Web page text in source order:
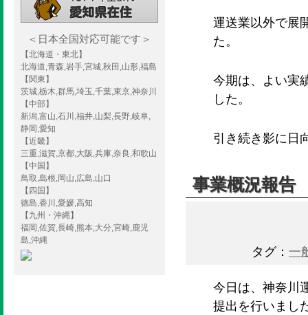
運送業以外で展
た。
今期は、よい実
した。
引き続き影に日
事業概況報告
タグ： 一
今日は、神奈川
提出を行いまし
＜日本全国対応可能です＞
【北海道・東北】
北海道,青森,岩手,宮城,秋田,山形,福島
【関東】
茨城,栃木,群馬,埼玉,千葉,東京,神奈川
【中部】
新潟,富山,石川,福井,山梨,長野,岐阜,
静岡,愛知
【近畿】
三重,滋賀,京都,大阪,兵庫,奈良,和歌山
【中国】
鳥取,島根,岡山,広島,山口
【四国】
徳島,香川,愛媛,高知
【九州・沖縄】
福岡,佐賀,長崎,熊本,大分,宮崎,鹿児
島,沖縄